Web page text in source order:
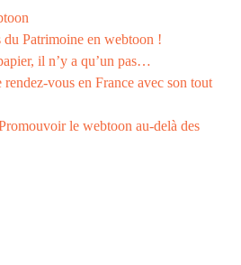
du Patrimoine en webtoon !
il n’y a qu’un pas…
vous en France avec son tout
le webtoon au-delà des